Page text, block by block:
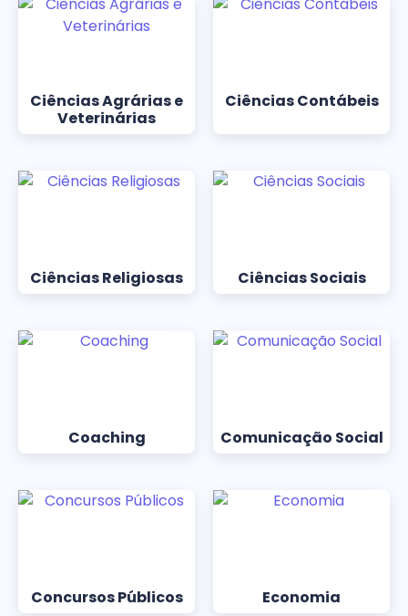
Ciências Agrárias e
Veterinárias
Ciências Contábeis
Ciências Religiosas Ciências Sociais
Coaching Comunicação Social
Concursos Públicos Economia